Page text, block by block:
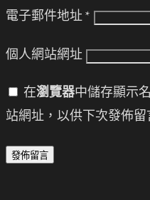
電子郵件地址 *
個人網站網址
在瀏覽器中儲存顯示
站網址，以供下次發佈留